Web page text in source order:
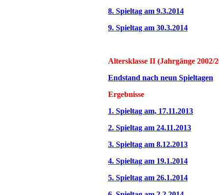
8. Spieltag am 9.3.2014
9. Spieltag am 30.3.2014
Altersklasse II (Jahrgänge 2002/
Endstand nach neun Spieltagen
Ergebnisse
1. Spieltag am, 17.11.2013
2. Spieltag am 24.11.2013
3. Spieltag am 8.12.2013
4. Spieltag am 19.1.2014
5. Spieltag am 26.1.2014